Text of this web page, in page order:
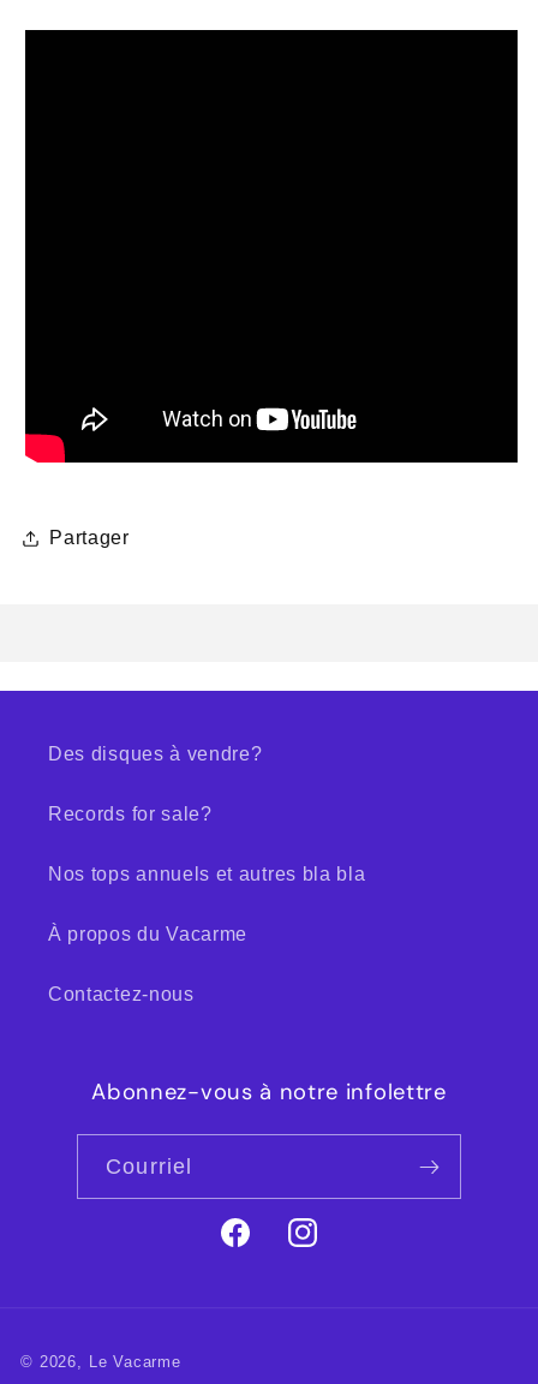
Partager
Des disques à vendre?
Records for sale?
Nos tops annuels et autres bla bla
À propos du Vacarme
Contactez-nous
Abonnez-vous à notre infolettre
Courriel
FacebookInstagram
© 2026, Le Vacarme